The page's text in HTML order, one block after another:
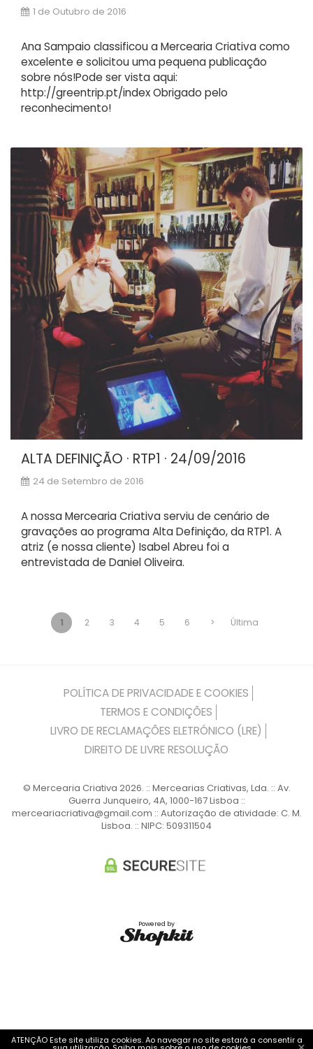
1 de Outubro de 2016
Ana Sampaio classificou a Mercearia Criativa como
excelente e solicitou uma pequena publicação
sobre nós!Pode ser vista aqui:
http://greentrip.pt/index Obrigado pelo
reconhecimento!
ALTA DEFINIÇÃO · RTP1 · 24/09/2016
24 de Setembro de 2016
A nossa Mercearia Criativa serviu de cenário de
gravações ao programa Alta Definição, da RTP1. A
atriz (e nossa cliente) Isabel Abreu foi a
entrevistada de Daniel Oliveira.
1 2 3 4 5 6 > Última
POLÍTICA DE PRIVACIDADE E COOKIES
TERMOS E CONDIÇÕES
LIVRO DE RECLAMAÇÕES ELETRÓNICO (LRE)
DIREITO DE LIVRE RESOLUÇÃO
© Mercearia Criativa 2026. :: Mercearias Criativas, Lda. :: Av.
Guerra Junqueiro, 4A, 1000-167 Lisboa ::
merceariacriativa@gmail.com :: Autorização de atividade: C. M.
Lisboa. :: NIPC: 509311504
Powered by
ATENÇÃO Este site utiliza cookies. Ao navegar no site estará a consentir a